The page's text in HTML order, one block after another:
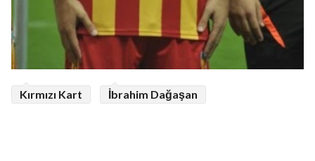
Kırmızı Kart İbrahim Dağaşan